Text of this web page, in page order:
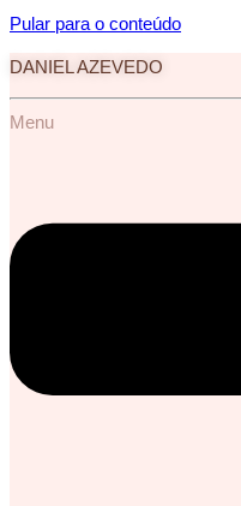
Pular para o conteúdo
DANIEL AZEVEDO
Menu